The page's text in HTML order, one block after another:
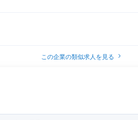
この企業の類似求人を見る